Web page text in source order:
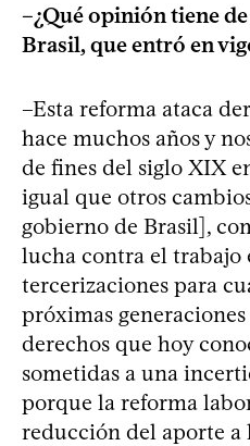
–¿Qué opinión tiene
Brasil, que entró en
–Esta reforma ataca
hace muchos años y
de fines del siglo XIX
igual que otros
gobierno de Brasil],
lucha contra el trabajo
tercerizaciones para
próximas
derechos que hoy
sometidas a una
porque la reforma
reducción del aporte a